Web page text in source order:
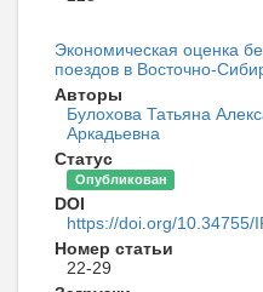
Экономическая оценка
поездов в Восточно-
Авторы
Булохова Татьяна
Аркадьевна
Статус
Опубликован
DOI
https://doi.org/10.34755/
Номер статьи
22-29